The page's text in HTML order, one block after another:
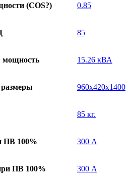
(COS?) 0.85
85
мощность 15.26 кВА
960x420x1400
85 кг.
100% 300 А
ПВ 100% 300 А